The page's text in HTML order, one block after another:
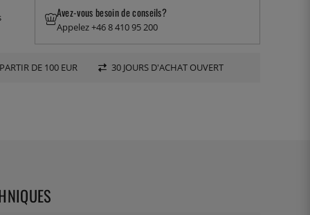
Avez-vous besoin de conseils?
Appelez +46 8 410 95 200
DE 100 EUR 30 JOURS D'ACHAT OUVERT